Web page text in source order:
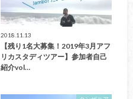
2018.11.13
【残り1名大募集！2019年3月アフ
リカスタディツアー】参加者自己
紹介vol…